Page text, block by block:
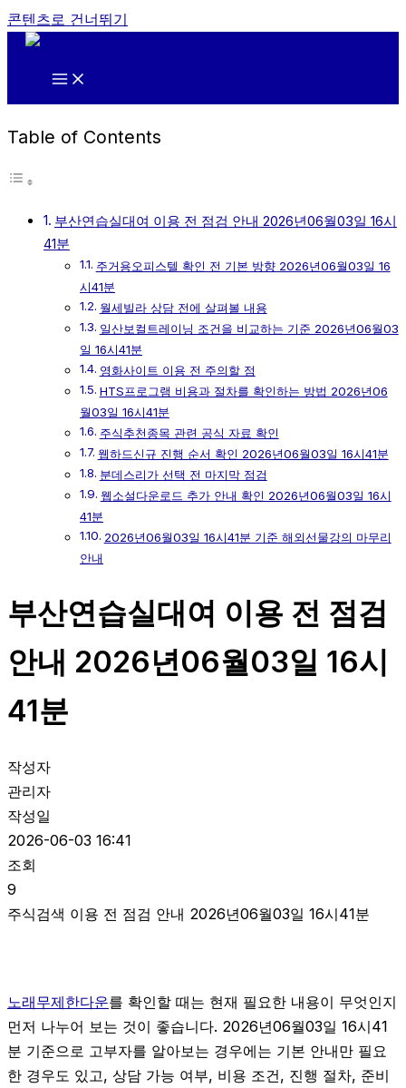
콘텐츠로 건너뛰기
Table of Contents
부산연습실대여 이용 전 점검 안내 2026년06월03일 16시
41분
주거용오피스텔 확인 전 기본 방향 2026년06월03일 16
시41분
월세빌라 상담 전에 살펴볼 내용
일산보컬트레이닝 조건을 비교하는 기준 2026년06월03
일 16시41분
영화사이트 이용 전 주의할 점
HTS프로그램 비용과 절차를 확인하는 방법 2026년06
월03일 16시41분
주식추천종목 관련 공식 자료 확인
웹하드신규 진행 순서 확인 2026년06월03일 16시41분
분데스리가 선택 전 마지막 점검
웹소설다운로드 추가 안내 확인 2026년06월03일 16시
41분
2026년06월03일 16시41분 기준 해외선물강의 마무리
안내
부산연습실대여 이용 전 점검
안내 2026년06월03일 16시
41분
작성자
관리자
작성일
2026-06-03 16:41
조회
9
주식검색 이용 전 점검 안내 2026년06월03일 16시41분
노래무제한다운를 확인할 때는 현재 필요한 내용이 무엇인지
먼저 나누어 보는 것이 좋습니다. 2026년06월03일 16시41
분 기준으로 고부자를 알아보는 경우에는 기본 안내만 필요
한 경우도 있고, 상담 가능 여부, 비용 조건, 진행 절차, 준비